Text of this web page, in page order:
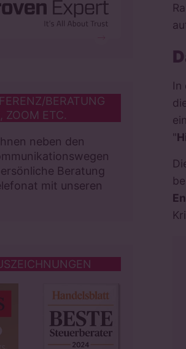
In
"
BERATUNG
ZOOM ETC.
neben den
Beratung
mit unseren